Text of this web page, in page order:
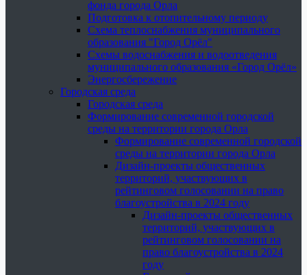
фонда города Орла
Подготовка к отопительному периоду
Схема теплоснабжения муниципального
образования "Город Орёл"
Схемы водоснабжения и водоотведения
муниципального образования «Город Орёл»
Энергосбережение
Городская среда
Городская среда
Формирование современной городской
среды на территории города Орла
Формирование современной городской
среды на территории города Орла
Дизайн-проекты общественных
территорий, участвующих в
рейтинговом голосовании на право
благоустройства в 2024 году
Дизайн-проекты общественных
территорий, участвующих в
рейтинговом голосовании на
право благоустройства в 2024
году